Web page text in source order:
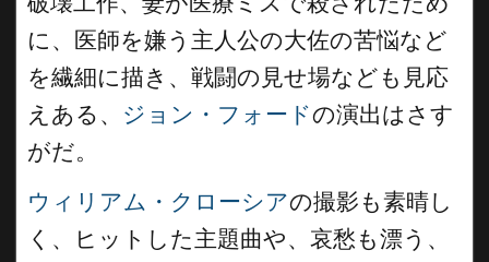
に、医師を嫌う主人公の大佐の苦悩など
を繊細に描き、戦闘の見せ場なども見応
えある、 ジョン・フォードの演出はさす
がだ。
ウィリアム・クローシアの撮影も素晴し
く、ヒットした主題曲や、哀愁も漂う、